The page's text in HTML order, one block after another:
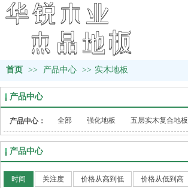
首页 >> 产品中心 >> 实木地板
产品中心
产品中心： 全部 强化地板 五层实木复合地板
产品中心
时间 关注度 价格从高到低 价格从低到高